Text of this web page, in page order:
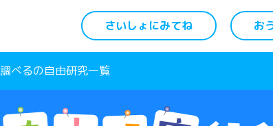
さいしょにみてね お
調べるの自由研究一覧